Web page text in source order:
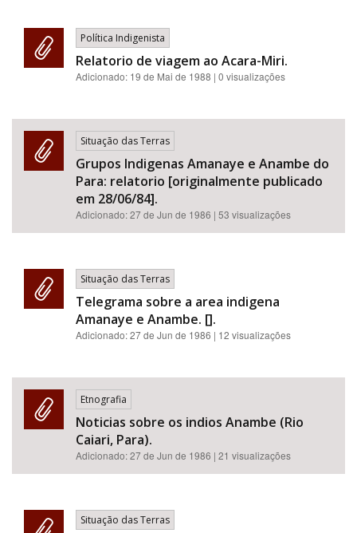
Política Indigenista
Relatorio de viagem ao Acara-Miri.
Adicionado: 19 de Mai de 1988 | 0 visualizações
Situação das Terras
Grupos Indigenas Amanaye e Anambe do
Para: relatorio [originalmente publicado
em 28/06/84].
Adicionado:27 de Jun de 1986 | 53 visualizações
Situação das Terras
Telegrama sobre a area indigena
Amanaye e Anambe. [].
Adicionado:27 de Jun de 1986 | 12 visualizações
Etnografia
Noticias sobre os indios Anambe (Rio
Caiari, Para).
Adicionado:27 de Jun de 1986 | 21 visualizações
Situação das Terras